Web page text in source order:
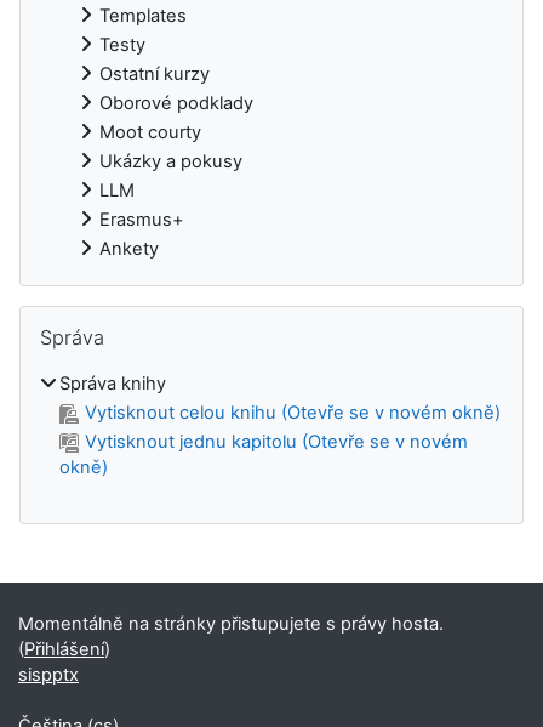
Templates
Testy
Ostatní kurzy
Oborové podklady
Moot courty
Ukázky a pokusy
LLM
Erasmus+
Ankety
Správa
Správa knihy
Vytisknout celou knihu (Otevře se v novém okně)
Vytisknout jednu kapitolu (Otevře se v novém
okně)
Doplňkové bloky
Momentálně na stránky přistupujete s právy hosta.
(Přihlášení)
sispptx